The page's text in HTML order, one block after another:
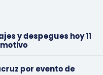
y despegues hoy 11
por evento de